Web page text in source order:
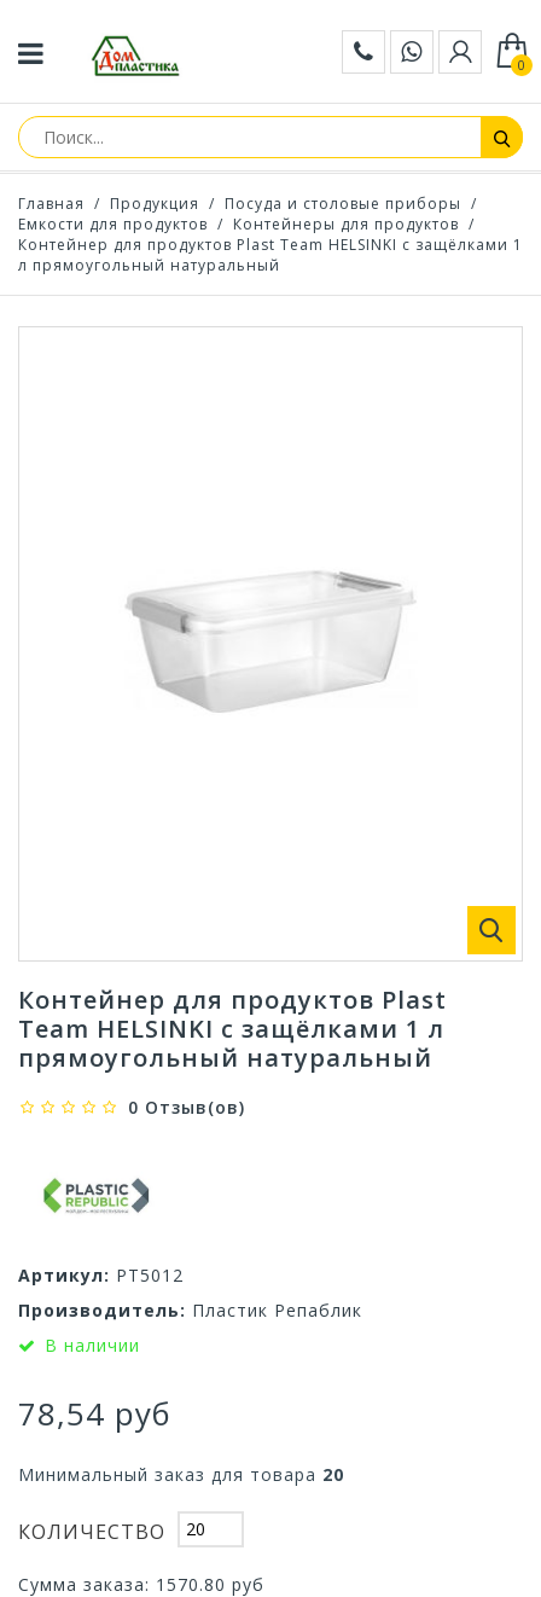
0
Главная / Продукция / Посуда и столовые приборы /
Емкости для продуктов / Контейнеры для продуктов /
Контейнер для продуктов Plast Team HELSINKI с защёлками 1
л прямоугольный натуральный
Контейнер для продуктов Plast
Team HELSINKI с защёлками 1 л
прямоугольный натуральный
0 Отзыв(ов)
Артикул: PT5012
Производитель: Пластик Репаблик
В наличии
78,54 руб
Минимальный заказ для товара 20
КОЛИЧЕСТВО
Сумма заказа: 1570.80 руб